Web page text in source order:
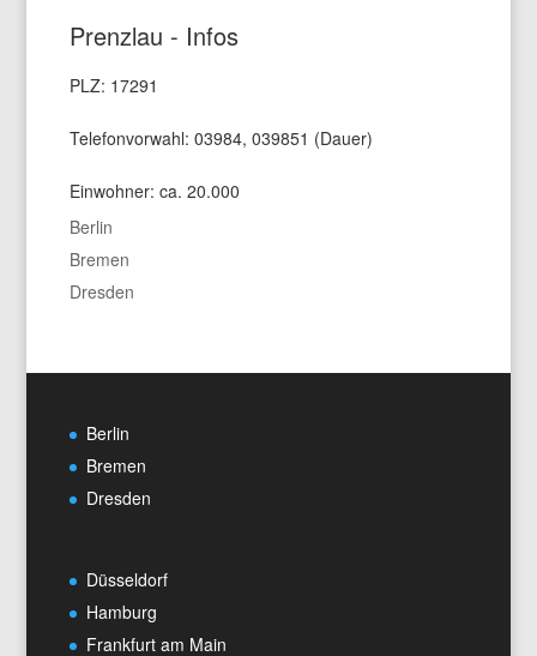
Prenzlau - Infos
PLZ: 17291
Telefonvorwahl: 03984, 039851 (Dauer)
Einwohner: ca. 20.000
Berlin
Bremen
Dresden
Berlin
Bremen
Dresden
Düsseldorf
Hamburg
Frankfurt am Main